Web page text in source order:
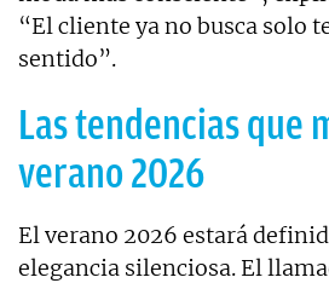
“El cliente ya no busca solo
sentido”.
Las tendencias que
verano 2026
El verano 2026 estará
elegancia silenciosa. El